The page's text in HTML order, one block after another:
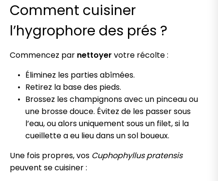
Comment cuisiner
l’hygrophore des prés ?
Commencez par nettoyer votre récolte :
Éliminez les parties abîmées.
Retirez la base des pieds.
Brossez les champignons avec un pinceau ou
une brosse douce. Évitez de les passer sous
l’eau, ou alors uniquement sous un filet, si la
cueillette a eu lieu dans un sol boueux.
Une fois propres, vos Cuphophyllus pratensis
peuvent se cuisiner :